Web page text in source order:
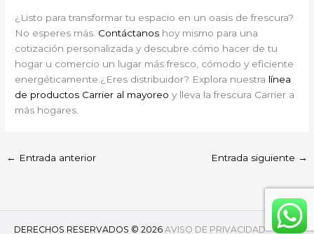
¿Listo para transformar tu espacio en un oasis de frescura?
No esperes más. Contáctanos hoy mismo para una
cotización personalizada y descubre cómo hacer de tu
hogar u comercio un lugar más fresco, cómodo y eficiente
energéticamente.¿Eres distribuidor? Explora nuestra línea
de productos Carrier al mayoreo y lleva la frescura Carrier a
más hogares.
← Entrada anterior Entrada siguiente →
DERECHOS RESERVADOS © 2026 AVISO DE PRIVACIDAD